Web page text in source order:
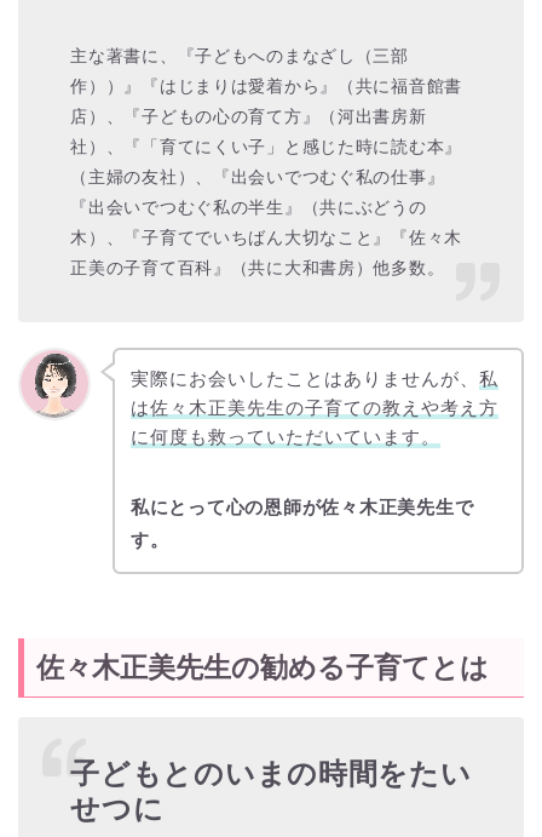
主な著書に、『子どもへのまなざし（三部
作））』『はじまりは愛着から』（共に福音館書
店）、『子どもの心の育て方』（河出書房新
社）、『「育てにくい子」と感じた時に読む本』
（主婦の友社）、『出会いでつむぐ私の仕事』
『出会いでつむぐ私の半生』（共にぶどうの
木）、『子育てでいちばん大切なこと』『佐々木
正美の子育て百科』（共に大和書房）他多数。
実際にお会いしたことはありませんが、 私
は佐々木正美先生の子育ての教えや考え方
に何度も救っていただいています。
私にとって心の恩師が佐々木正美先生で
す。
佐々木正美先生の勧める子育てとは
子どもとのいまの時間をたい
せつに